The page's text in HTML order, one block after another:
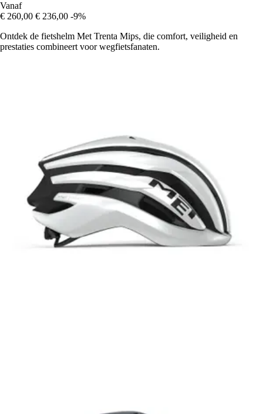
Vanaf
€ 260,00 € 236,00 -9%
Ontdek de fietshelm Met Trenta Mips, die comfort, veiligheid en
prestaties combineert voor wegfietsfanaten.